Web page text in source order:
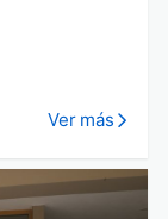
Ver más